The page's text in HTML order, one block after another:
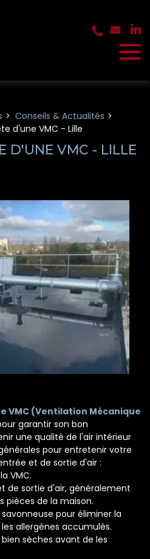
Conseils & Actualités
d'une VMC - Lille
D'UNE VMC - LILLE
VMC (Ventilation Mécanique
garantir son bon
une qualité de l'air intérieur
pour entretenir votre
et de sortie d'air :
VMC.
de sortie d'air, généralement
pièces de la maison.
pour éliminer la
allergènes accumulés.
sèches avant de les